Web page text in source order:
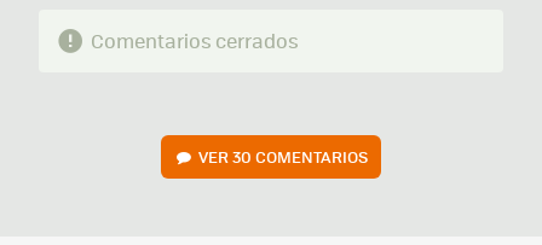
Comentarios cerrados
VER30 COMENTARIOS